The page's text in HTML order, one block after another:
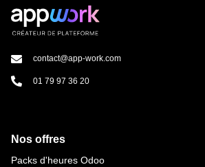
contact@app-work.com
01 79 97 36 20
Nos offres
Packs d'heures Odoo